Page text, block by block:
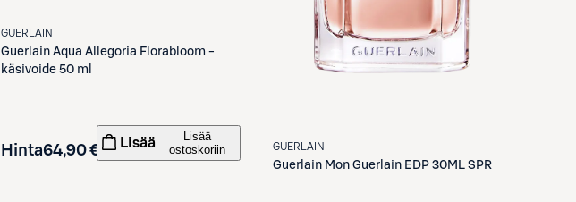
GUERLAIN
Guerlain Aqua Allegoria Florabloom -
käsivoide 50 ml
Hinta64,90 € Lisää
Lisää
ostoskoriin
GUERLAIN
Guerlain Mon Guerlain EDP 30ML SPR